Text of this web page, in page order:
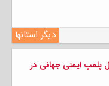
دیگر استانها
بیش از ۷۰ مدل پلمپ ایمنی جهانی در